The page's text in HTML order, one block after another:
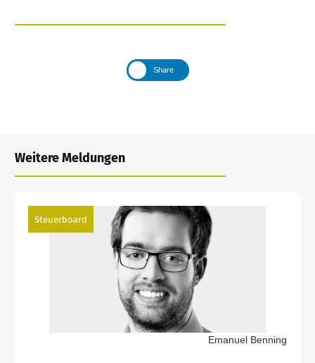
Share
Weitere Meldungen
Steuerboard
Emanuel Benning